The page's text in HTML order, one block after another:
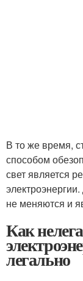
В то же время,
способом
свет является
не меняются и
Как
легально